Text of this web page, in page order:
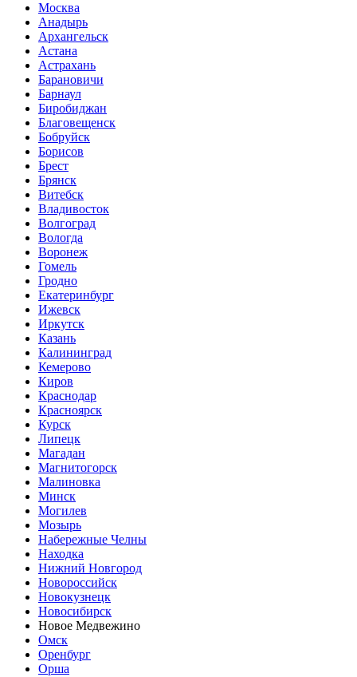
Москва
Анадырь
Архангельск
Астана
Астрахань
Барановичи
Барнаул
Биробиджан
Благовещенск
Бобруйск
Борисов
Брест
Брянск
Витебск
Владивосток
Волгоград
Вологда
Воронеж
Гомель
Гродно
Екатеринбург
Ижевск
Иркутск
Казань
Калининград
Кемерово
Киров
Краснодар
Красноярск
Курск
Липецк
Магадан
Магнитогорск
Малиновка
Минск
Могилев
Мозырь
Набережные Челны
Находка
Нижний Новгород
Новороссийск
Новокузнецк
Новосибирск
Новое Медвежино
Омск
Оренбург
Орша